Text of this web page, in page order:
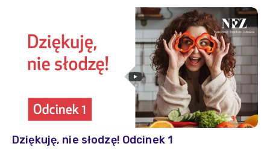
Dziękuję, nie słodzę! Odcinek 1